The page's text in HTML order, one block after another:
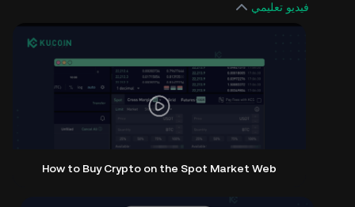
فيديو تعليمي
How to Buy Crypto on the Spot Market Web